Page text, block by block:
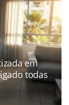
em
todas